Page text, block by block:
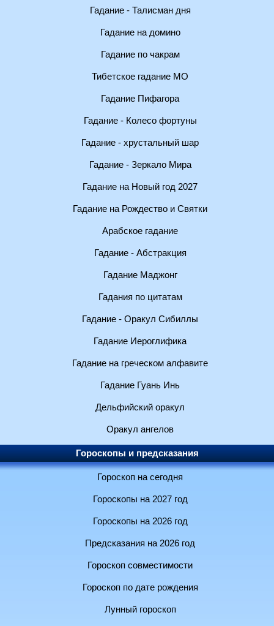
Гадание - Талисман дня
Гадание на домино
Гадание по чакрам
Тибетское гадание МО
Гадание Пифагора
Гадание - Колесо фортуны
Гадание - хрустальный шар
Гадание - Зеркало Мира
Гадание на Новый год 2027
Гадание на Рождество и Святки
Арабское гадание
Гадание - Абстракция
Гадание Маджонг
Гадания по цитатам
Гадание - Оракул Сибиллы
Гадание Иероглифика
Гадание на греческом алфавите
Гадание Гуань Инь
Дельфийский оракул
Оракул ангелов
Гороскопы и предсказания
Гороскоп на сегодня
Гороскопы на 2027 год
Гороскопы на 2026 год
Предсказания на 2026 год
Гороскоп совместимости
Гороскоп по дате рождения
Лунный гороскоп